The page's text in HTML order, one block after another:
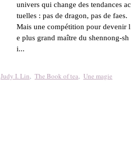
univers qui change des tendances ac
tuelles : pas de dragon, pas de faes.
Mais une compétition pour devenir l
e plus grand maître du shennong-sh
i...
Judy I. Lin, The Book of tea, Une magie